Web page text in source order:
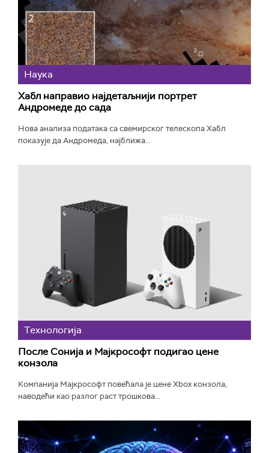
Наука
Хабл направио најдетаљнији портрет
Андромеде до сада
Нова анализа података са свемирског телескопа Хабл
показује да Андромеда, најближа...
Технологијa
После Сонија и Мајкрософт подигао цене
конзола
Компанија Мајкрософт повећала је цене Xbox конзола,
наводећи као разлог раст трошкова...